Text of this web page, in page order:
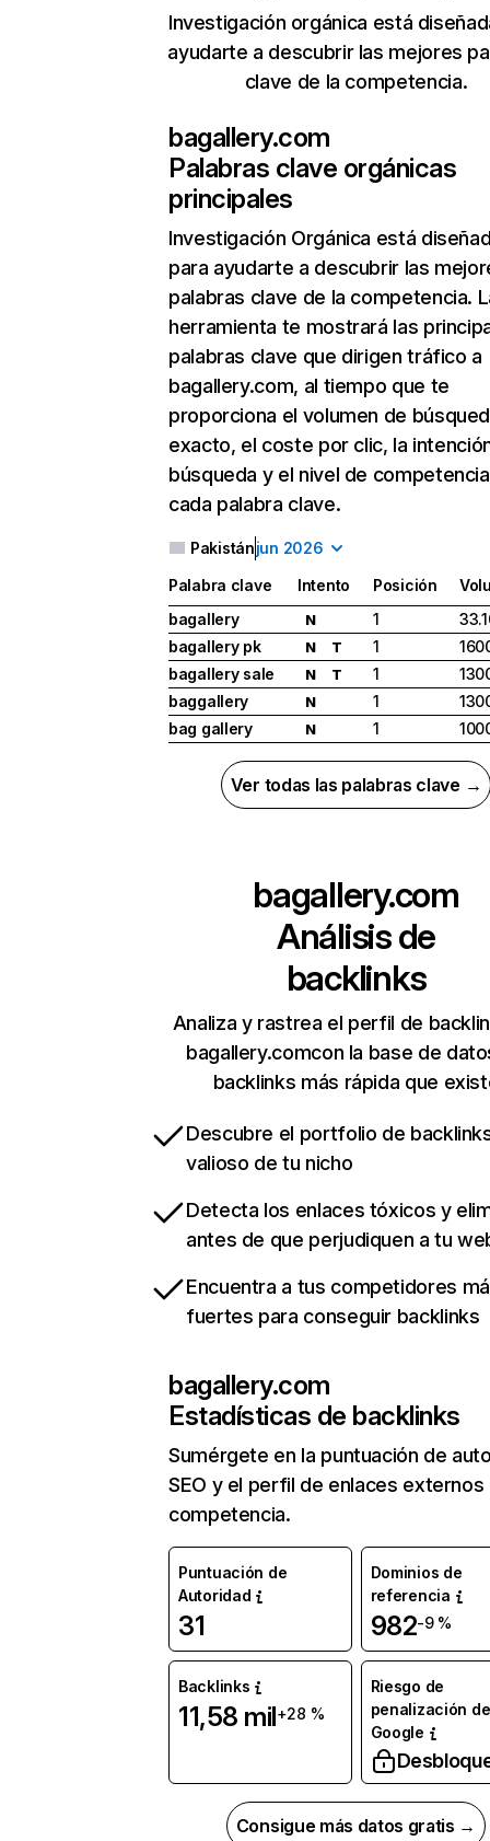
Investigación orgánica está
ayudarte a descubrir las mejores
clave de la competencia.
bagallery.com
Palabras clave orgánicas
principales
Investigación Orgánica está
para ayudarte a descubrir las
palabras clave de la competencia.
herramienta te mostrará las
palabras clave que dirigen tráfico a
bagallery.com, al tiempo que te
proporciona el volumen de
exacto, el coste por clic, la
búsqueda y el nivel de
cada palabra clave.
Pakistánjun 2026
Palabra clave Intento Posición
bagallery
N 1
bagallery pk
N T 1
bagallery sale
N T 1
baggallery
N 1
bag gallery
N 1
Ver todas las palabras clave →
bagallery.com
Análisis de
backlinks
Analiza y rastrea el perfil de
bagallery.comcon la base de
backlinks más rápida que
Descubre el portfolio de
valioso de tu nicho
Detecta los enlaces tóxicos y
antes de que perjudiquen a tu
Encuentra a tus competidores
fuertes para conseguir backlinks
bagallery.com
Estadísticas de backlinks
Sumérgete en la puntuación de
SEO y el perfil de enlaces externos
competencia.
Puntuación de
Autoridad
31
Dominios de
referencia
982-9 %
Backlinks
11,58 mil+28 %
Riesgo de
penalización de
Google
Consigue más datos gratis →